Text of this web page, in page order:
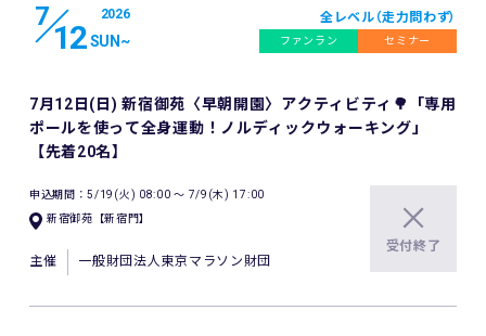
7
12
2026
SUN ~
全レベル（走力問わず）
ファンラン セミナー
7月12日(日) 新宿御苑〈早朝開園〉アクティビティ🌳「専用
ポールを使って全身運動！ノルディックウォーキング」
【先着20名】
申込期間：5/19(火) 08:00 〜 7/9(木) 17:00
新宿御苑【新宿門】
主催 一般財団法人東京マラソン財団
受付終了